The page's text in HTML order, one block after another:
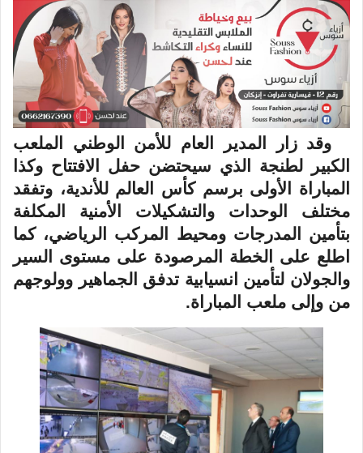
وقد زار المدير العام للأمن الوطني الملعب
الكبير لطنجة الذي سيحتضن حفل الافتتاح وكذا
المباراة الأولى برسم كأس العالم للأندية، وتفقد
مختلف الوحدات والتشكيلات الأمنية المكلفة
بتأمين المدرجات ومحيط المركب الرياضي، كما
اطلع على الخطة المرصودة على مستوى السير
والجولان لتأمين انسيابية تدفق الجماهير وولوجهم
من وإلى ملعب المباراة.